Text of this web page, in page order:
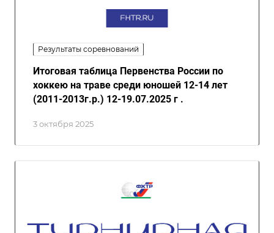
Результаты соревнований
3 октября 2025
Итоговая таблица Первенства России по
хоккею на траве среди юношей 12-14 лет
(2011-2013г.р.) 12-19.07.2025 г .